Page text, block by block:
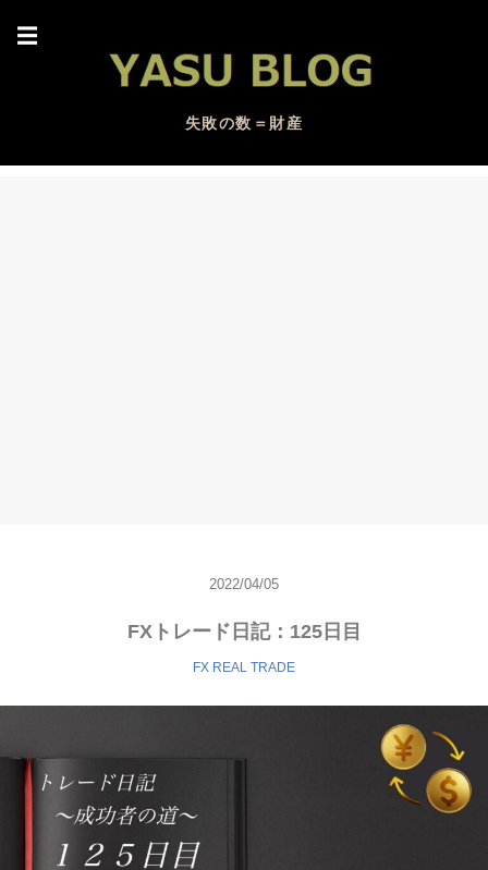
☰
失敗の数＝財産
2022/04/05
FXトレード日記：125日目
FX REAL TRADE